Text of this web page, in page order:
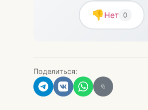
👎Нет 0
Поделиться: